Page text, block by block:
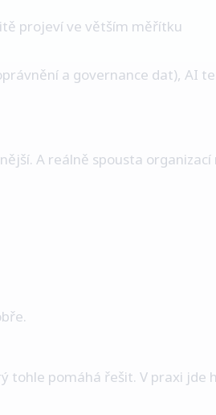
projeví ve větším měřítku
a governance dat), AI
A reálně spousta organizací
tohle pomáhá řešit. V praxi jde